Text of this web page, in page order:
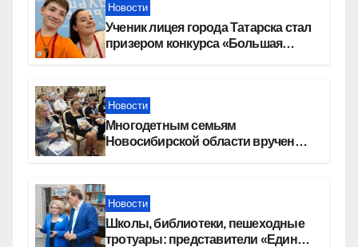
Новости
Ученик лицея города Татарска стал
призером конкурса «Большая
Новости
Многодетным семьям
Новосибирской области вручены
Новости
Школы, библиотеки, пешеходные
тротуары: представители «Единой